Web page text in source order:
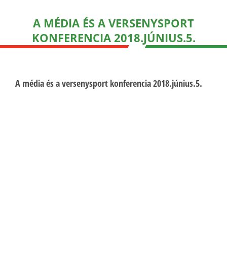
A MÉDIA ÉS A VERSENYSPORT
KONFERENCIA 2018.JÚNIUS.5.
A média és a versenysport konferencia 2018.június.5.